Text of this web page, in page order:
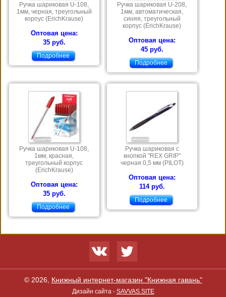
Ручка шариковая U-108,
1мм, черная, треугольный
корпус (ErichKrause)
Оптовая цена:
35 руб.
Подробнее
Ручка шариковая U-208,
1мм, автоматическая,
синяя, треугольный
корпус (ErichKrause)
Оптовая цена:
45 руб.
Подробнее
Ручка шариковая U-108,
1мм, красная,
треугольный корпус
(ErichKrause)
Оптовая цена:
35 руб.
Подробнее
Ручка шариковая с
кнопкой "REX GRIP"
черная 0,5 мм (PILOT)
Оптовая цена:
114 руб.
Подробнее
© 2026, Книжный интернет-магазин "Книжная гавань"
Дизайн сайта - SAVVAS.SITE